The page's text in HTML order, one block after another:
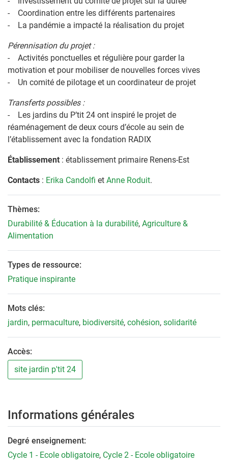
- Coordination entre les différents partenaires
- La pandémie a impacté la réalisation du projet
Pérennisation du projet :
- Activités ponctuelles et régulière pour garder la
motivation et pour mobiliser de nouvelles forces vives
- Un comité de pilotage et un coordinateur de projet
Transferts possibles :
- Les jardins du P’tit 24 ont inspiré le projet de
réaménagement de deux cours d’école au sein de
l’établissement avec la fondation RADIX
Établissement : établissement primaire Renens-Est
Contacts : Erika Candolfi et Anne Roduit.
Thèmes:
Durabilité & Éducation à la durabilité, Agriculture &
Alimentation
Types de ressource:
Pratique inspirante
Mots clés:
jardin, permaculture, biodiversité, cohésion, solidarité
Accès:
site jardin p'tit 24
Informations générales
Degré enseignement:
Cycle 1 - Ecole obligatoire, Cycle 2 - Ecole obligatoire